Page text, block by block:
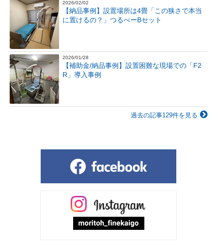
2026/02/02
【納品事例】設置場所は4畳「この狭さで本当
に置けるの？」つるべーBセット
2026/01/28
【補助金/納品事例】設置困難な現場での「F2
R」導入事例
過去の記事129件を見る